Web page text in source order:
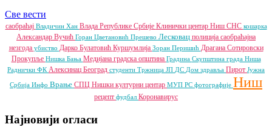
Све вести
саобраћај Владичин Хан Влада Републике Србије Клинички центар Ниш СНС кошарка
Александар Вучић Горан Цветановић Прешево Лесковац полиција саобраћајна
незгода убиство Дарко Булатовић Куршумлија Зоран Перишић Драгана Сотировски
Прокупље Нишка Бања Медијана градска општина Градина Скупштина града Ниша
Раднички ФК Алексинац Београд студенти Тржница ЈП ДС Дом здравља Пирот Јужна
Србија Инфо Врање СПЦ Нишки културни центар МУП РС фотографије Ниш
рецепт фудбал Коронавирус
Најновији огласи